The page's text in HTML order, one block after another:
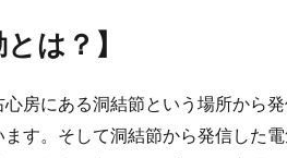
は？】
房にある洞結節という場所から
ます。そして洞結節から発信した